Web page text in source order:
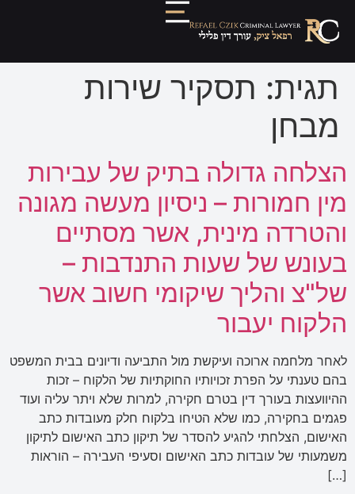
תגית: תסקיר שירות
מבחן
הצלחה גדולה בתיק של עבירות
מין חמורות – ניסיון מעשה מגונה
והטרדה מינית, אשר מסתיים
בעונש של שעות התנדבות –
של"צ והליך שיקומי חשוב אשר
הלקוח יעבור
לאחר מלחמה ארוכה ועיקשת מול התביעה ודיונים בבית המשפט
בהם טענתי על הפרת זכויותיו החוקתיות של הלקוח – זכות
ההיוועצות בעורך דין בטרם חקירה, למרות שלא ויתר עליה ועוד
פגמים בחקירה, כמו שלא הטיחו בלקוח חלק מעובדות כתב
האישום, הצלחתי להגיע להסדר של תיקון כתב האישום לתיקון
משמעותי של עובדות כתב האישום וסעיפי העבירה – הוראות
[…]